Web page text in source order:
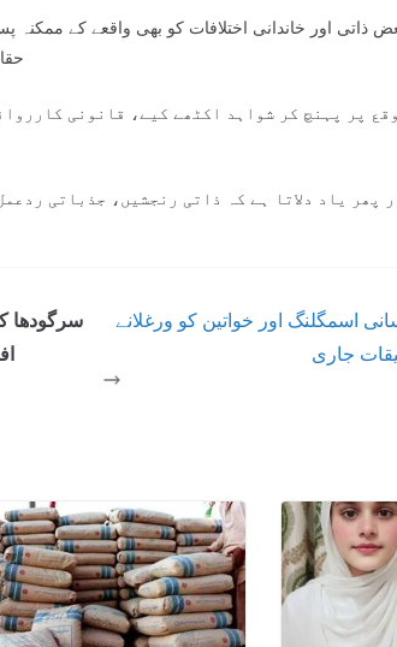
ذاتی اور خاندانی اختلافات کو بھی واقعے کے ممکنہ
پر پہنچ کر شواہد اکٹھے کیے، قانونی
پھر یاد دلاتا ہے کہ ذاتی رنجشیں، جذباتی
سرگودھا
اسمگلنگ اور خواتین کو ورغلانے
جاری